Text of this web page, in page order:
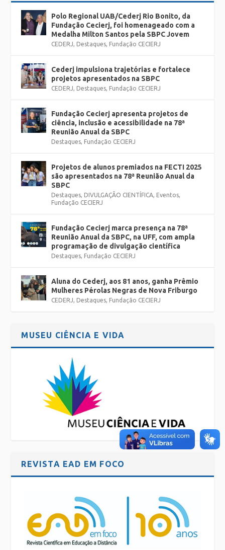
Faixa etária: 8 a 12 anos.
Duração: aproximadamente 1 hora.
Lotação: 30 pessoas
Polo Regional UAB/Cederj Rio Bonito, da
Fundação Cecierj, foi homenageado com a
Medalha Milton Santos pela SBPC Jovem
CEDERJ, Destaques, Fundação CECIERJ
Cederj impulsiona trajetórias e fortalece
projetos apresentados na SBPC
CEDERJ, Destaques, Fundação CECIERJ
Fundação Cecierj apresenta projetos de
ciência, inclusão e acessibilidade na 78ª
Reunião Anual da SBPC
Destaques, Fundação CECIERJ
Projetos de alunos premiados na FECTI 2025
são apresentados na 78ª Reunião Anual da
SBPC
Destaques, DIVULGAÇÃO CIENTÍFICA, Eventos,
Fundação CECIERJ
Fundação Cecierj marca presença na 78ª
Reunião Anual da SBPC, na UFF, com ampla
programação de divulgação científica
Destaques, Fundação CECIERJ
Aluna do Cederj, aos 81 anos, ganha Prêmio
Mulheres Pérolas Negras de Nova Friburgo
CEDERJ, Destaques, Fundação CECIERJ
MUSEU CIÊNCIA E VIDA
REVISTA EAD EM FOCO